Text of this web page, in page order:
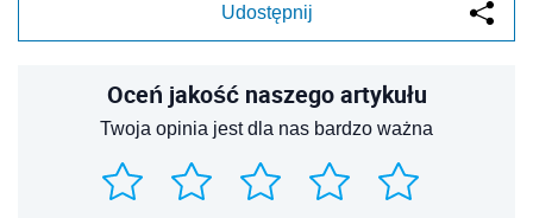
Udostępnij
Oceń jakość naszego artykułu
Twoja opinia jest dla nas bardzo ważna